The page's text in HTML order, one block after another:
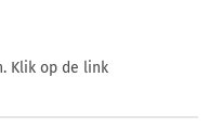
Klik op de link